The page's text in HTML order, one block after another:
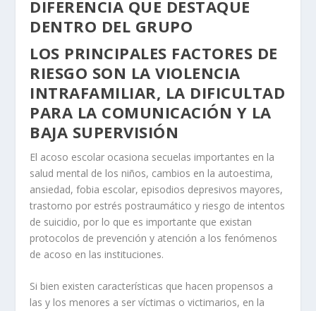
DIFERENCIA QUE DESTAQUE
DENTRO DEL GRUPO
LOS PRINCIPALES FACTORES DE
RIESGO SON LA VIOLENCIA
INTRAFAMILIAR, LA DIFICULTAD
PARA LA COMUNICACIÓN Y LA
BAJA SUPERVISIÓN
El acoso escolar ocasiona secuelas importantes en la
salud mental de los niños, cambios en la autoestima,
ansiedad, fobia escolar, episodios depresivos mayores,
trastorno por estrés postraumático y riesgo de intentos
de suicidio, por lo que es importante que existan
protocolos de prevención y atención a los fenómenos
de acoso en las instituciones.
Si bien existen características que hacen propensos a
las y los menores a ser víctimas o victimarios, en la